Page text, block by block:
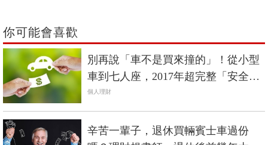
你可能會喜歡
別再說「車不是買來撞的」！從小型
車到七人座，2017年超完整「安全先
決」購車指南
個人理財
辛苦一輩子，退休買輛賓士車過份